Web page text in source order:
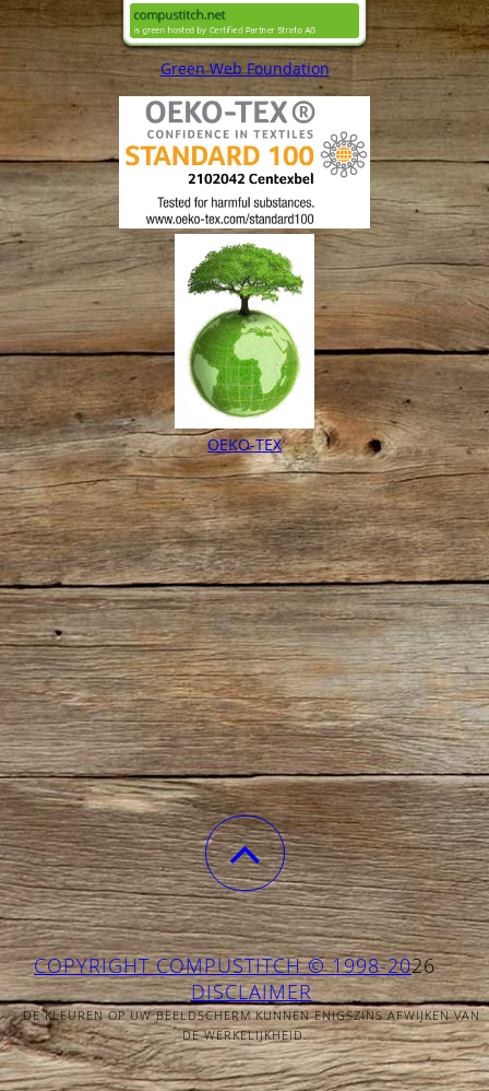
Green Web Foundation
OEKO-TEX
COPYRIGHT COMPUSTITCH © 1998-2026
DISCLAIMER
- DE KLEUREN OP UW BEELDSCHERM KUNNEN ENIGSZINS AFWIJKEN VAN
DE WERKELIJKHEID.